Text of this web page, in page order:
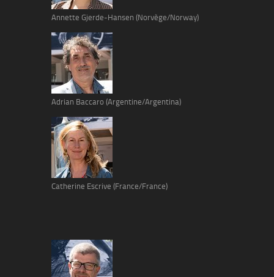
Annette Gjerde-Hansen (Norvège/Norway)
Adrian Baccaro (Argentine/Argentina)
Catherine Escrive (France/France)